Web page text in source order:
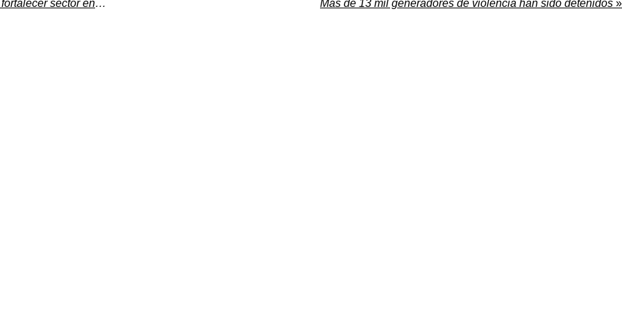
Avanza en comisiones del Senado paquete de reformas para fortalecer sector energético del país Más de 13 mil generadores de violencia han sido detenidos »